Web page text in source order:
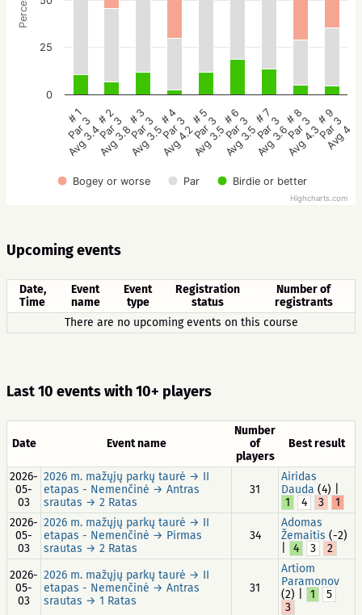
Bogey or worse Par Birdie or better
# 1
Par 3
Avg 3.4
# 2
Par 3
Avg 3.8
# 3
Par 3
Avg 3.5
# 4
Par 3
Avg 4.2
# 5
Par 3
Avg 3.5
# 6
Par 3
Avg 3.5
# 7
Par 3
Avg 3.6
# 8
Par 3
Avg 4.3
# 9
Par 3
Avg 4
0
25
Highcharts.com
Upcoming events
Date,
Time
Event
name
Event
type
Registration
status
Number of
registrants
There are no upcoming events on this course
Last 10 events with 10+ players
Date Event name
Number
of
players
Best result
2026-
05-
03
2026 m. mažųjų parkų taurė → II
etapas - Nemenčinė → Antras
srautas → 2 Ratas
31
Airidas
Dauda (4) |
1
4 3
1
2026-
05-
03
2026 m. mažųjų parkų taurė → II
etapas - Nemenčinė → Pirmas
srautas → 2 Ratas
34
Adomas
Žemaitis (-2)
4 3
2
2026-
05-
03
2026 m. mažųjų parkų taurė → II
etapas - Nemenčinė → Antras
srautas → 1 Ratas
31
Artiom
Paramonov
(2) |
1
5
3